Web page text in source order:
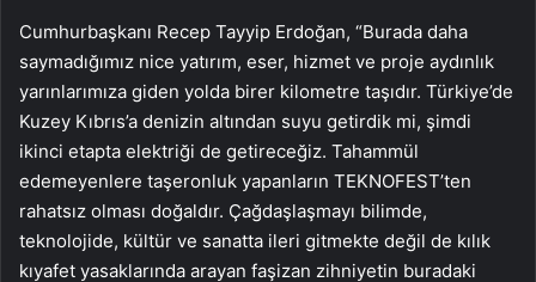
Cumhurbaşkanı Recep Tayyip Erdoğan, “Burada daha
saymadığımız nice yatırım, eser, hizmet ve proje aydınlık
yarınlarımıza giden yolda birer kilometre taşıdır. Türkiye’de
Kuzey Kıbrıs’a denizin altından suyu getirdik mi, şimdi
ikinci etapta elektriği de getireceğiz. Tahammül
edemeyenlere taşeronluk yapanların TEKNOFEST’ten
rahatsız olması doğaldır. Çağdaşlaşmayı bilimde,
teknolojide, kültür ve sanatta ileri gitmekte değil de kılık
kıyafet yasaklarında arayan faşizan zihniyetin buradaki